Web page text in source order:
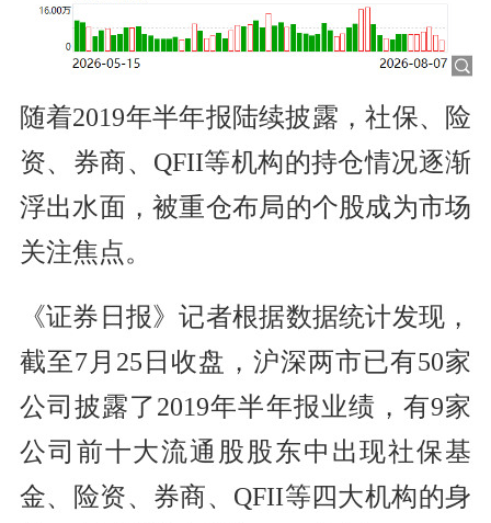
随着2019年半年报陆续披露，社保、险
资、券商、QFII等机构的持仓情况逐渐
浮出水面，被重仓布局的个股成为市场
关注焦点。
《证券日报》记者根据数据统计发现，
截至7月25日收盘，沪深两市已有50家
公司披露了2019年半年报业绩，有9家
公司前十大流通股股东中出现社保基
金、险资、券商、QFII等四大机构的身